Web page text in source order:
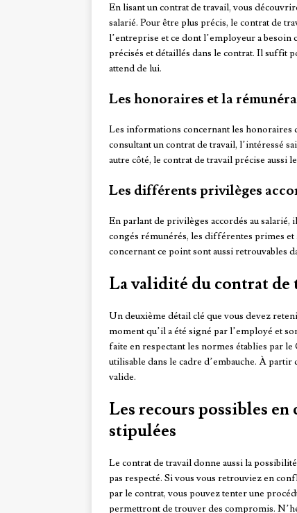
En lisant un contrat de travail, vous
salarié. Pour être plus précis, le contrat de
l’entreprise et ce dont l’employeur a besoin
précisés et détaillés dans le contrat. Il suffit
attend de lui.
Les honoraires et la
Les informations concernant les honoraires
consultant un contrat de travail, l’intéressé
autre côté, le contrat de travail précise aussi
Les différents privilèges
En parlant de privilèges accordés au
congés rémunérés, les différentes primes et
concernant ce point sont aussi retrouvables
La validité du contrat de
Un deuxième détail clé que vous devez
moment qu’il a été signé par l’employé et
faite en respectant les normes établies par
utilisable dans le cadre d’embauche. À
valide.
Les recours possibles en
stipulées
Le contrat de travail donne aussi la
pas respecté. Si vous vous retrouviez en
par le contrat, vous pouvez tenter une
permettront de trouver des compromis.